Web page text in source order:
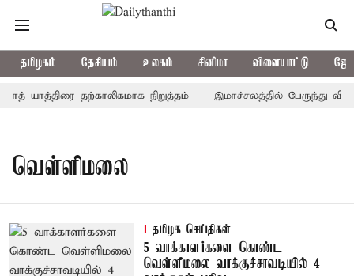
தமிழகம் தேசியம் உலகம் சினிமா விளையாட்டு
யாத்திரை தற்காலிகமாக நிறுத்தம் இமாச்சலத்தில் பேருந்து
வெள்ளிமலை
தமிழக செய்திகள்
5 வாக்காளர்களை கொண்ட
வெள்ளிமலை வாக்குச்சாவடியில் 4